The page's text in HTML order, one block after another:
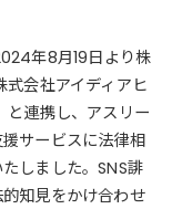
年8月19日より株
会社アイディアヒ
と連携し、アスリー
サービスに法律相
しました。SNS誹
知見をかけ合わせ